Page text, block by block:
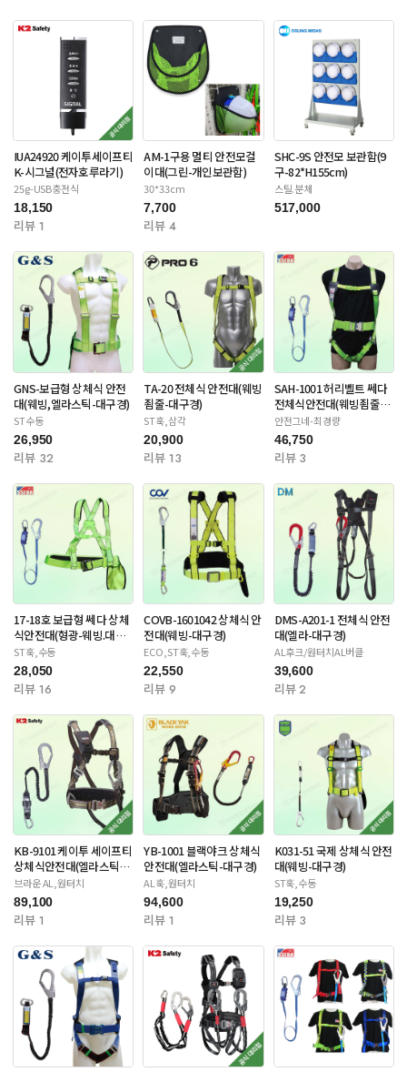
IUA24920 케이투세이프티
K-시그널(전자호루라기)
25g-USB충전식
18,150
리뷰 1
AM-1구용 멀티 안전모걸
이대(그린-개인보관함)
30*33cm
7,700
리뷰 4
SHC-9S 안전모 보관함(9
구-82*H155cm)
스틸.분체
517,000
GNS-보급형 상체식 안전
대(웨빙,엘라스틱-대구경)
ST수동
26,950
리뷰 32
TA-20 전체식 안전대(웨빙
죔줄-대구경)
ST훅,삼각
20,900
리뷰 13
SAH-1001 허리벨트 쎄다
전체식안전대(웨빙죔줄-
대구경)
안전그네-최경량
46,750
리뷰 3
17-18호 보급형 쎄다 상체
식안전대(형광-웨빙.대구
경)
ST훅,수동
28,050
리뷰 16
COVB-1601042 상체식 안
전대(웨빙-대구경)
ECO,ST훅,수동
22,550
리뷰 9
DMS-A201-1 전체식 안전
대(엘라-대구경)
AL후크/원터치AL버클
39,600
리뷰 2
KB-9101 케이투 세이프티
상체식안전대(엘라스틱-
대구경)
브라운 AL,원터치
89,100
리뷰 1
YB-1001 블랙야크 상체식
안전대(엘라스틱-대구경)
AL훅,원터치
94,600
리뷰 1
K031-51 국제 상체식 안전
대(웨빙-대구경)
ST훅,수동
19,250
리뷰 3